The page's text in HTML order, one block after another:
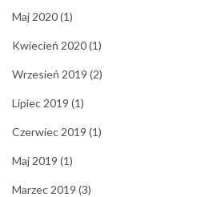
Maj 2020(1)
Kwiecień 2020(1)
Wrzesień 2019 (2)
Lipiec 2019 (1)
Czerwiec 2019 (1)
Maj 2019 (1)
Marzec 2019 (3)